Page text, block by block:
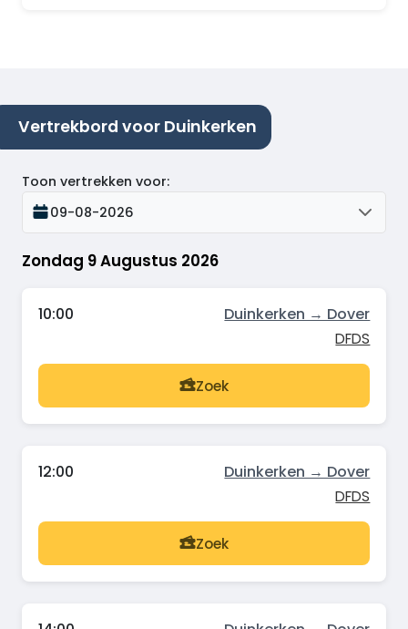
Vertrekbord voor Duinkerken
Zondag 9 Augustus 2026
Toon vertrekken voor:
09-08-2026
10:00 Duinkerken → Dover
DFDS
Zoek
12:00 Duinkerken → Dover
DFDS
Zoek